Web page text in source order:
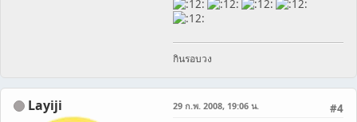
กินรอบวง
Layiji #4
29 ก.พ. 2008, 19:06 น.